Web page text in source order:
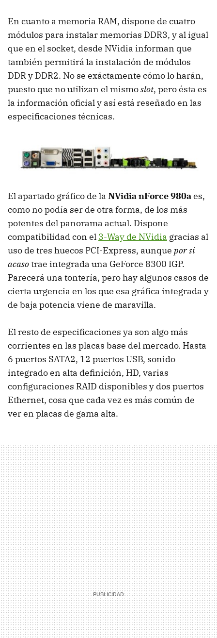
En cuanto a memoria RAM, dispone de cuatro
módulos para instalar memorias DDR3, y al igual
que en el socket, desde NVidia informan que
también permitirá la instalación de módulos
DDRy DDR2. No se exáctamente cómo lo harán,
puesto que no utilizan el mismoslot, pero ésta es
la información oficial y así está reseñado en las
especificaciones técnicas.
El apartado gráfico de la NVidia nForce 980aes,
como no podía ser de otra forma, de los más
potentes del panorama actual. Dispone
compatibilidad con el 3-Way de NVidia gracias al
uso de tres huecos PCI-Express, aunque por si
acasotrae integrada una GeForce 8300 IGP.
Parecerá una tontería, pero hay algunos casos de
cierta urgencia en los que esa gráfica integrada y
de baja potencia viene de maravilla.
El resto de especificaciones ya son algo más
corrientes en las placas base del mercado. Hasta
6 puertos SATA2, 12 puertos USB, sonido
integrado en alta definición, HD, varias
configuraciones RAID disponibles y dos puertos
Ethernet, cosa que cada vez es más común de
ver en placas de gama alta.